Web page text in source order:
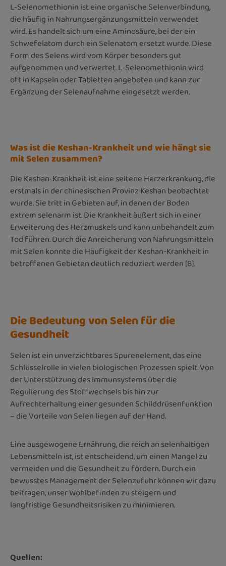
L-Selenomethionin ist eine organische Selenverbindung,
die häufig in Nahrungsergänzungsmitteln verwendet
wird. Es handelt sich um eine Aminosäure, bei der ein
Schwefelatom durch ein Selenatom ersetzt wurde. Diese
Form des Selens wird vom Körper besonders gut
aufgenommen und verwertet. L-Selenomethionin wird
oft in Kapseln oder Tabletten angeboten und kann zur
Ergänzung der Selenaufnahme eingesetzt werden.
Was ist die Keshan-Krankheit und wie hängt sie
mit Selen zusammen?
Die Keshan-Krankheit ist eine seltene Herzerkrankung, die
erstmals in der chinesischen Provinz Keshan beobachtet
wurde. Sie tritt in Gebieten auf, in denen der Boden
extrem selenarm ist. Die Krankheit äußert sich in einer
Erweiterung des Herzmuskels und kann unbehandelt zum
Tod führen. Durch die Anreicherung von Nahrungsmitteln
mit Selen konnte die Häufigkeit der Keshan-Krankheit in
betroffenen Gebieten deutlich reduziert werden [8].
Die Bedeutung von Selen für die
Gesundheit
Selen ist ein unverzichtbares Spurenelement, das eine
Schlüsselrolle in vielen biologischen Prozessen spielt. Von
der Unterstützung des Immunsystems über die
Regulierung des Stoffwechsels bis hin zur
Aufrechterhaltung einer gesunden Schilddrüsenfunktion
– die Vorteile von Selen liegen auf der Hand.
Eine ausgewogene Ernährung, die reich an selenhaltigen
Lebensmitteln ist, ist entscheidend, um einen Mangel zu
vermeiden und die Gesundheit zu fördern. Durch ein
bewusstes Management der Selenzufuhr können wir dazu
beitragen, unser Wohlbefinden zu steigern und
langfristige Gesundheitsrisiken zu minimieren.
Quellen: